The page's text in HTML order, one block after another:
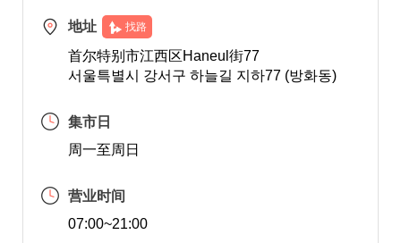
地址 找路
首尔特别市江西区Haneul街77
서울특별시 강서구 하늘길 지하77 (방화동)
集市日
周一至周日
营业时间
07:00~21:00